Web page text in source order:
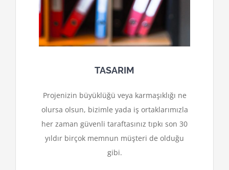
TASARIM
Projenizin büyüklüğü veya karmaşıklığı ne
olursa olsun, bizimle yada iş ortaklarımızla
her zaman güvenli taraftasınız tıpkı son 30
yıldır birçok memnun müşteri de olduğu
gibi.